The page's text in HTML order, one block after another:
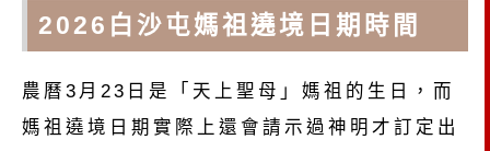
2026白沙屯媽祖遶境日期時間
農曆3月23日是「天上聖母」媽祖的生日，而
媽祖遶境日期實際上還會請示過神明才訂定出